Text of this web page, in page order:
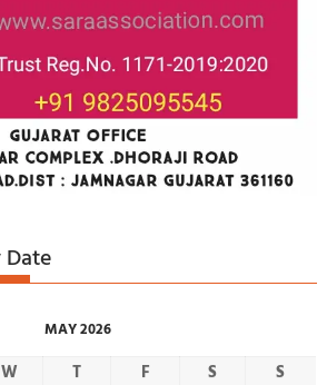
MAY 2026
W T F S
S